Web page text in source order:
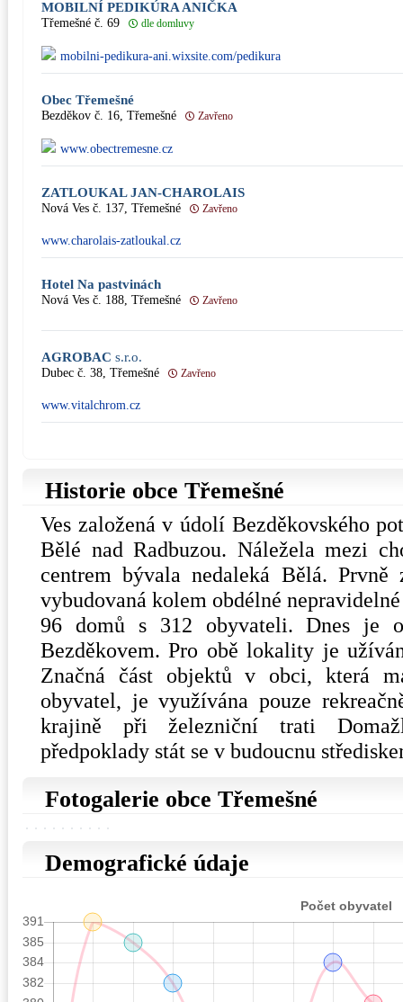
MOBILNÍ PEDIKÚRA ANIČKA
Třemešné č. 69 dle domluvy
mobilni-pedikura-ani.wixsite.com/pedikura
Obec Třemešné
Bezděkov č. 16, Třemešné Zavřeno
www.obectremesne.cz
ZATLOUKAL JAN-CHAROLAIS
Nová Ves č. 137, Třemešné Zavřeno
www.charolais-zatloukal.cz
Hotel Na pastvinách
Nová Ves č. 188, Třemešné Zavřeno
AGROBAC s.r.o.
Dubec č. 38, Třemešné Zavřeno
www.vitalchrom.cz
Historie obce Třemešné
Ves založená v údolí Bezděkovského
Bělé nad Radbuzou. Náležela mezi
centrem bývala nedaleká Bělá.
vybudovaná kolem obdélné
96 domů s 312 obyvateli. Dnes je
Bezděkovem. Pro obě lokality je
Značná část objektů v obci, která
obyvatel, je využívána pouze
krajině při železniční trati
předpoklady stát se v budoucnu
Fotogalerie obce Třemešné
Demografické údaje